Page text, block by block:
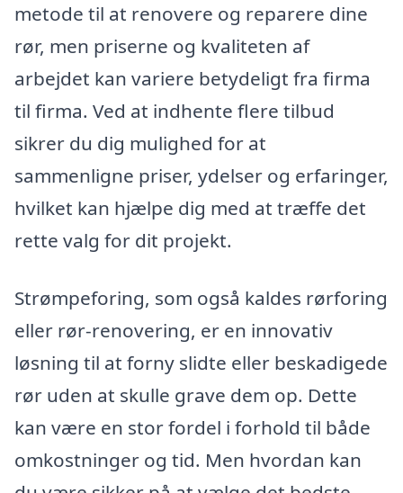
metode til at renovere og reparere dine
rør, men priserne og kvaliteten af
arbejdet kan variere betydeligt fra firma
til firma. Ved at indhente flere tilbud
sikrer du dig mulighed for at
sammenligne priser, ydelser og erfaringer,
hvilket kan hjælpe dig med at træffe det
rette valg for dit projekt.
Strømpeforing, som også kaldes rørforing
eller rør-renovering, er en innovativ
løsning til at forny slidte eller beskadigede
rør uden at skulle grave dem op. Dette
kan være en stor fordel i forhold til både
omkostninger og tid. Men hvordan kan